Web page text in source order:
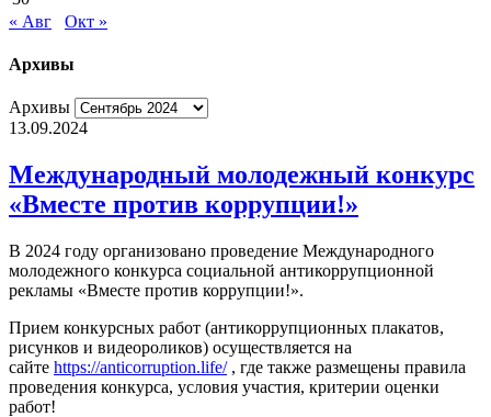
« Авг
Окт »
Архивы
Архивы
13.09.2024
Международный молодежный конкурс
«Вместе против коррупции!»
В 2024 году организовано проведение Международного
молодежного конкурса социальной антикоррупционной
рекламы «Вместе против коррупции!».
Прием конкурсных работ (антикоррупционных плакатов,
рисунков и видеороликов) осуществляется на
сайте https://anticorruption.life/​​​​​​​, где также размещены правила
проведения конкурса, условия участия, критерии оценки
работ!